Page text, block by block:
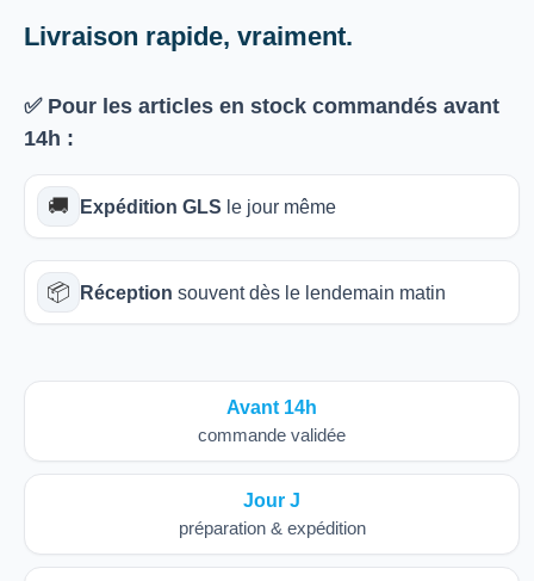
Livraison rapide, vraiment.
✅ Pour les articles en stock commandés avant
14h :
🚚 Expédition GLS le jour même
📦 Réception souvent dès le lendemain matin
Avant 14h
commande validée
Jour J
préparation & expédition